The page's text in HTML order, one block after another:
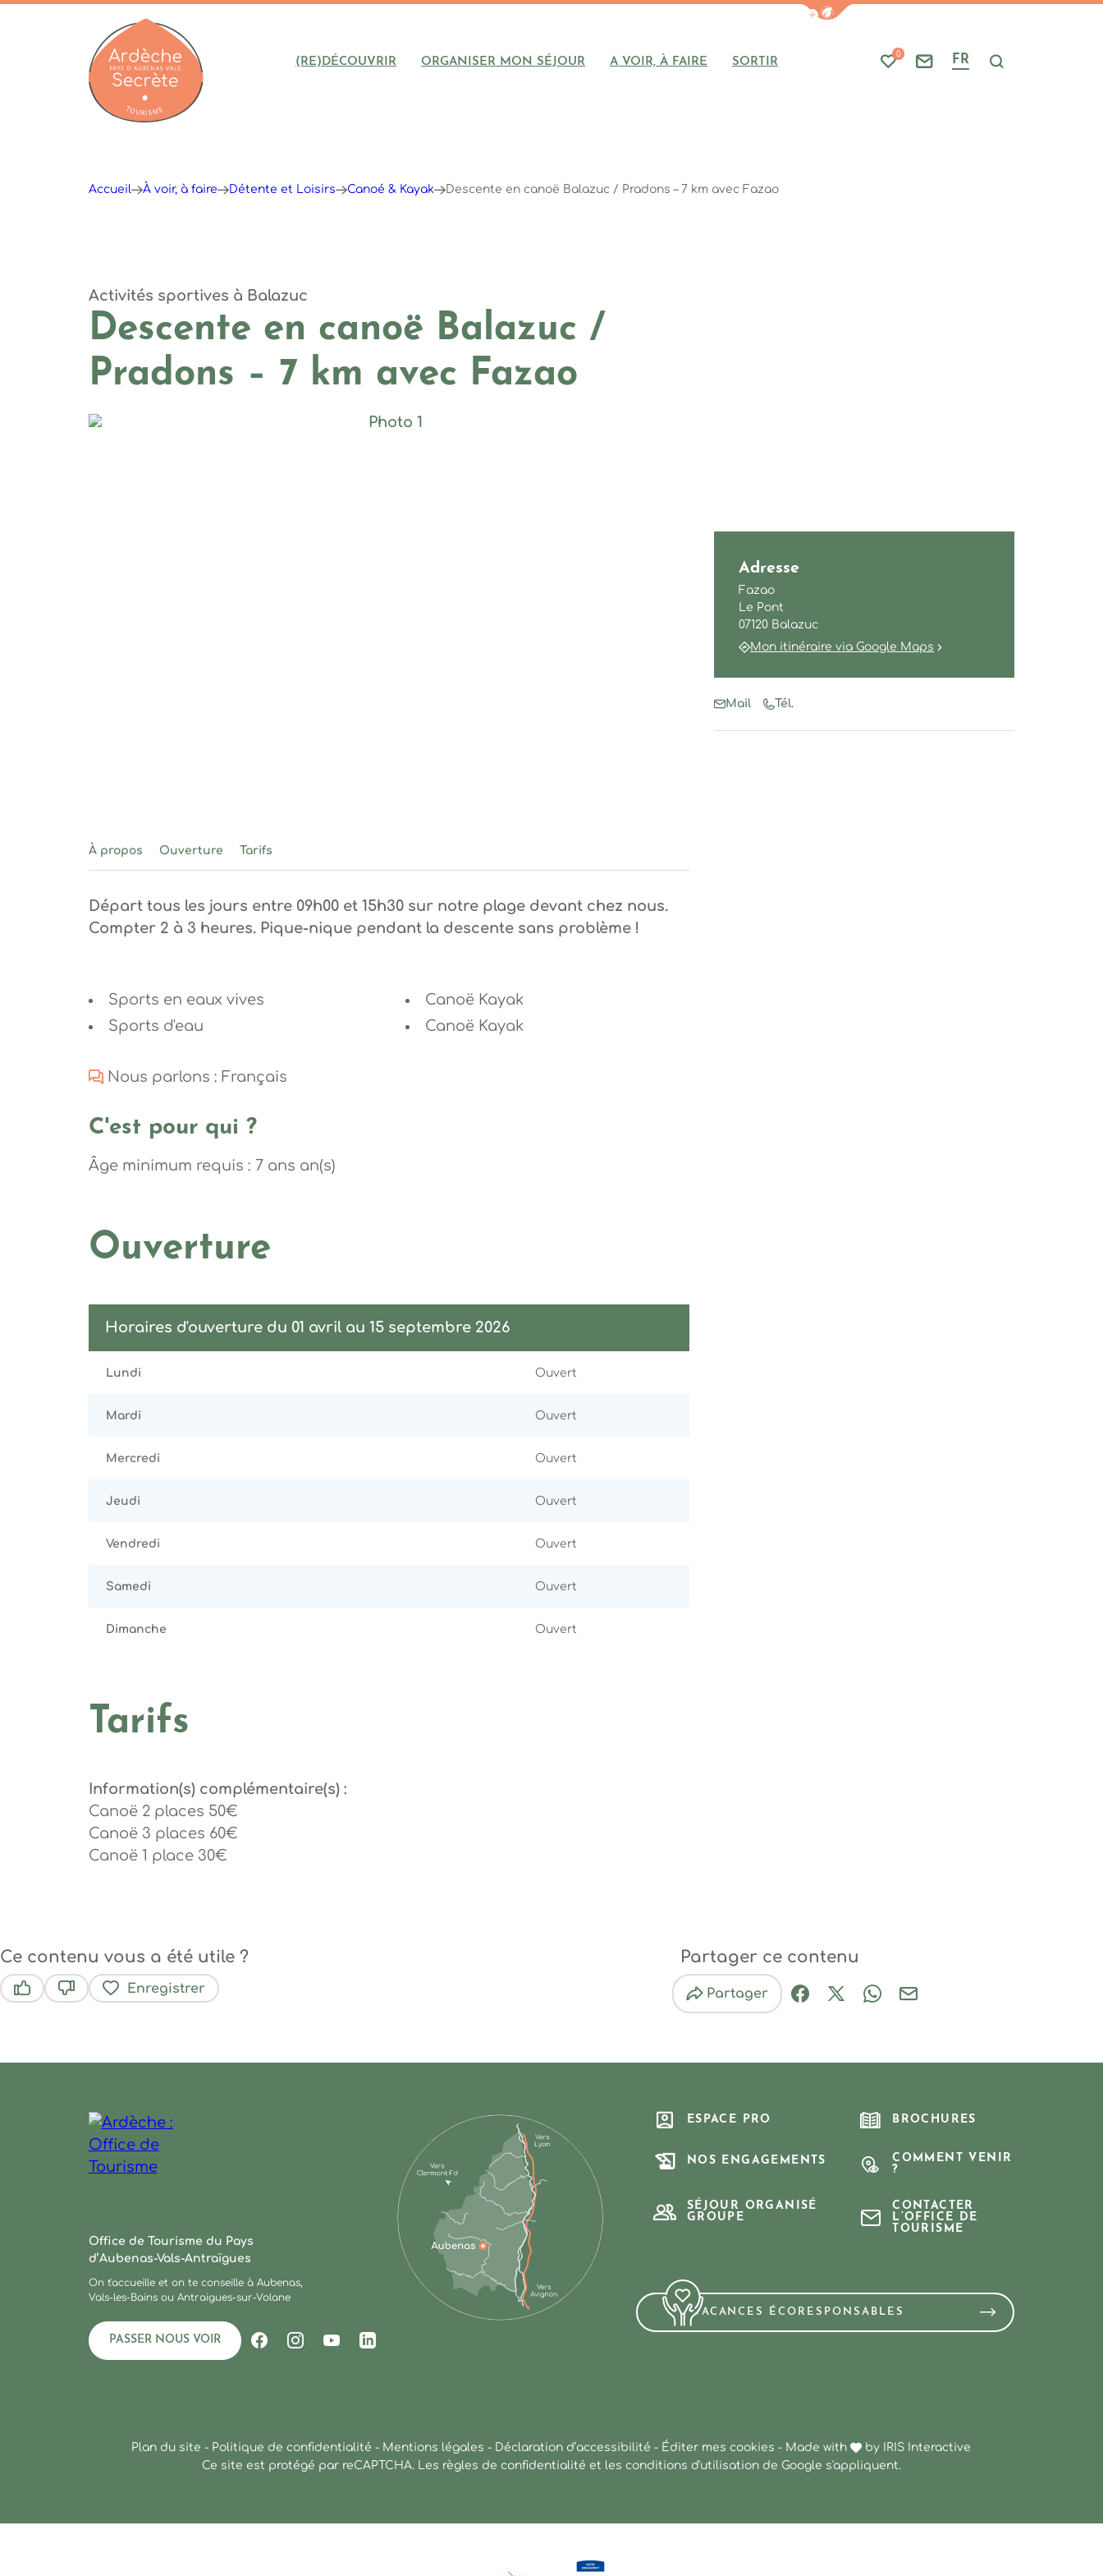
Afficher la barre de navigation du
(RE)DÉCOUVRIR ORGANISER MON SÉJOUR A VOIR, À FAIRE SORTIR Mes favoris
0
Nous contacter
FR Je recherche
Accueil À voir, à faire Détente et Loisirs Canoé & Kayak Descente en canoë Balazuc / Pradons – 7 km avec Fazao
Activités sportives à Balazuc
Descente en canoë Balazuc /
Pradons – 7 km avec Fazao
Photo 1
À propos Ouverture Tarifs
Départ tous les jours entre 09h00 et 15h30 sur notre plage devant chez nous.
Compter 2 à 3 heures. Pique-nique pendant la descente sans problème !
Sports en eaux vives
Sports d'eau
Canoë Kayak
Canoë Kayak
Nous parlons : Français
C'est pour qui ?
Âge minimum requis : 7 ans an(s)
Ouverture
Horaires d'ouverture du 01 avril au 15 septembre 2026
Lundi Ouvert
Mardi Ouvert
Mercredi Ouvert
Jeudi Ouvert
Vendredi Ouvert
Samedi Ouvert
Dimanche Ouvert
Tarifs
Information(s) complémentaire(s) :
Canoë 2 places 50€
Canoë 3 places 60€
Canoë 1 place 30€
Adresse
Fazao
Le Pont
07120 Balazuc
Mon itinéraire via Google Maps
Mail Tél.
Ce contenu vous a été utile ?
Enregistrer
Partager ce contenu
Partager
Partager sur Facebook (nouvelle
Partager sur X / Twitter (nouvelle
Partager sur WhatsApp
Partager par mail
Office de Tourisme du Pays
d’Aubenas-Vals-Antraïgues
On t'accueille et on te conseille à Aubenas,
Vals-les-Bains ou Antraigues-sur-Volane
PASSER NOUS VOIR
Suivez-nous sur Facebook
Suivez-nous sur Instagram
Suivez-nous sur Youtube
Suivez-nous sur Linkedin
ESPACE PRO BROCHURES
NOS ENGAGEMENTS
COMMENT VENIR
?
SÉJOUR ORGANISÉ
GROUPE
CONTACTER
L’OFFICE DE
TOURISME
VACANCES ÉCORESPONSABLES
Plan du site - Politique de confidentialité - Mentions légales - Déclaration d’accessibilité - Éditer mes cookies - Made with by
IRIS Interactive
Ce site est protégé par reCAPTCHA. Les règles de confidentialité et les conditions d'utilisationde Google s'appliquent.